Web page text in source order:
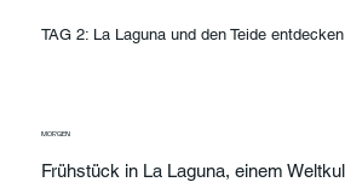
TAG 2: La Laguna und den Teide entdecken
MORGEN
Frühstück in La Laguna, einem